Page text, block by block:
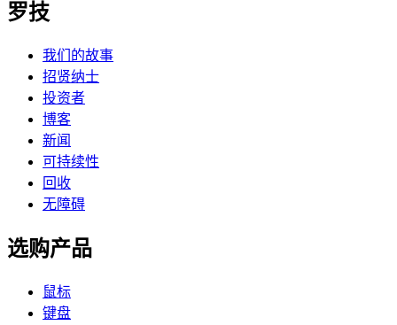
罗技
我们的故事
招贤纳士
投资者
博客
新闻
可持续性
回收
无障碍
选购产品
鼠标
键盘